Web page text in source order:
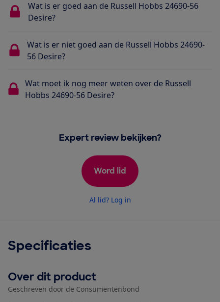
Wat is er goed aan de Russell Hobbs 24690-56
Desire?
Wat is er niet goed aan de Russell Hobbs 24690-
56 Desire?
Wat moet ik nog meer weten over de Russell
Hobbs 24690-56 Desire?
Expert review bekijken?
Word lid
Al lid? Log in
Specificaties
Over dit product
Geschreven door de Consumentenbond